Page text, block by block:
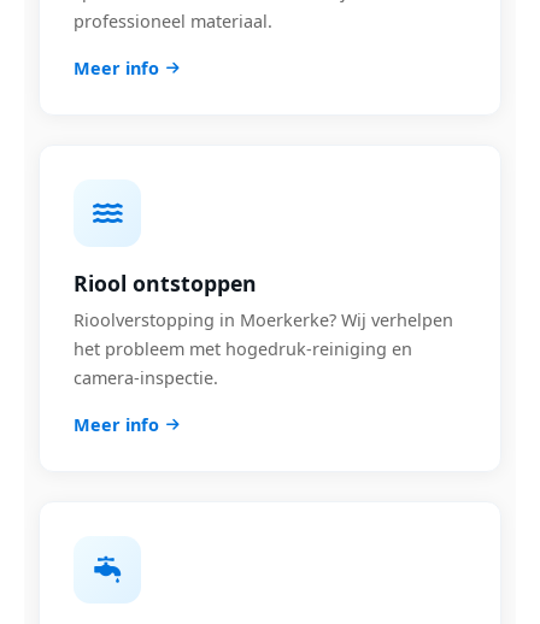
professioneel materiaal.
Meer info
Riool ontstoppen
Rioolverstopping in Moerkerke? Wij verhelpen
het probleem met hogedruk-reiniging en
camera-inspectie.
Meer info